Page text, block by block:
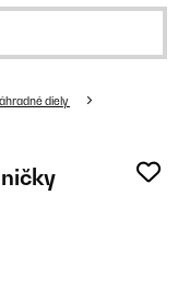
diely